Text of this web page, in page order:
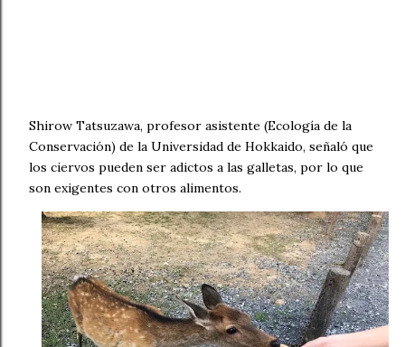
Shirow Tatsuzawa, profesor asistente (Ecología de la
Conservación) de la Universidad de Hokkaido, señaló que
los ciervos pueden ser adictos a las galletas, por lo que
son exigentes con otros alimentos.